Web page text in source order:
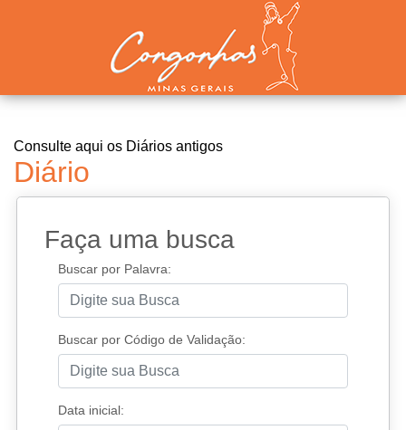
Consulte aqui os Diários antigos
Diário
Faça uma busca
Buscar por Palavra:
Buscar por Código de Validação:
Data inicial: